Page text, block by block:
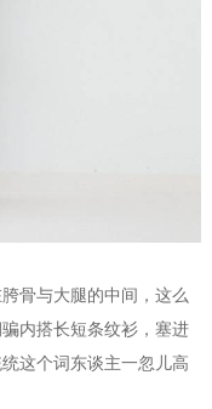
骨与大腿的中间，这么
内搭长短条纹衫，塞进
这个词东谈主一忽儿高